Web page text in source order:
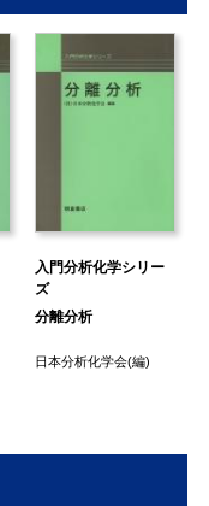
入門分析化学シリー
ズ
分離分析
日本分析化学会(編)